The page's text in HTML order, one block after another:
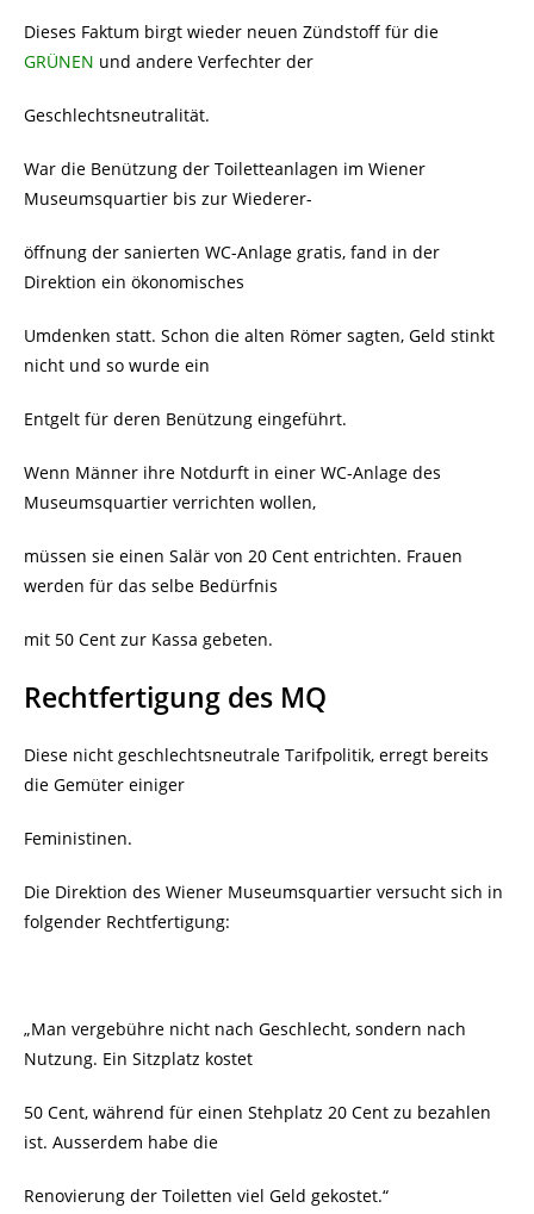
Dieses Faktum birgt wieder neuen Zündstoff für die
GRÜNEN und andere Verfechter der
Geschlechtsneutralität.
War die Benützung der Toiletteanlagen im Wiener
Museumsquartier bis zur Wiederer-
öffnung der sanierten WC-Anlage gratis, fand in der
Direktion ein ökonomisches
Umdenken statt. Schon die alten Römer sagten, Geld stinkt
nicht und so wurde ein
Entgelt für deren Benützung eingeführt.
Wenn Männer ihre Notdurft in einer WC-Anlage des
Museumsquartier verrichten wollen,
müssen sie einen Salär von 20 Cent entrichten. Frauen
werden für das selbe Bedürfnis
mit 50 Cent zur Kassa gebeten.
Rechtfertigung des MQ
Diese nicht geschlechtsneutrale Tarifpolitik, erregt bereits
die Gemüter einiger
Feministinen.
Die Direktion des Wiener Museumsquartier versucht sich in
folgender Rechtfertigung:
„Man vergebühre nicht nach Geschlecht, sondern nach
Nutzung. Ein Sitzplatz kostet
50 Cent, während für einen Stehplatz 20 Cent zu bezahlen
ist. Ausserdem habe die
Renovierung der Toiletten viel Geld gekostet.“